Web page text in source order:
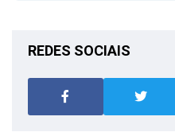
REDES SOCIAIS